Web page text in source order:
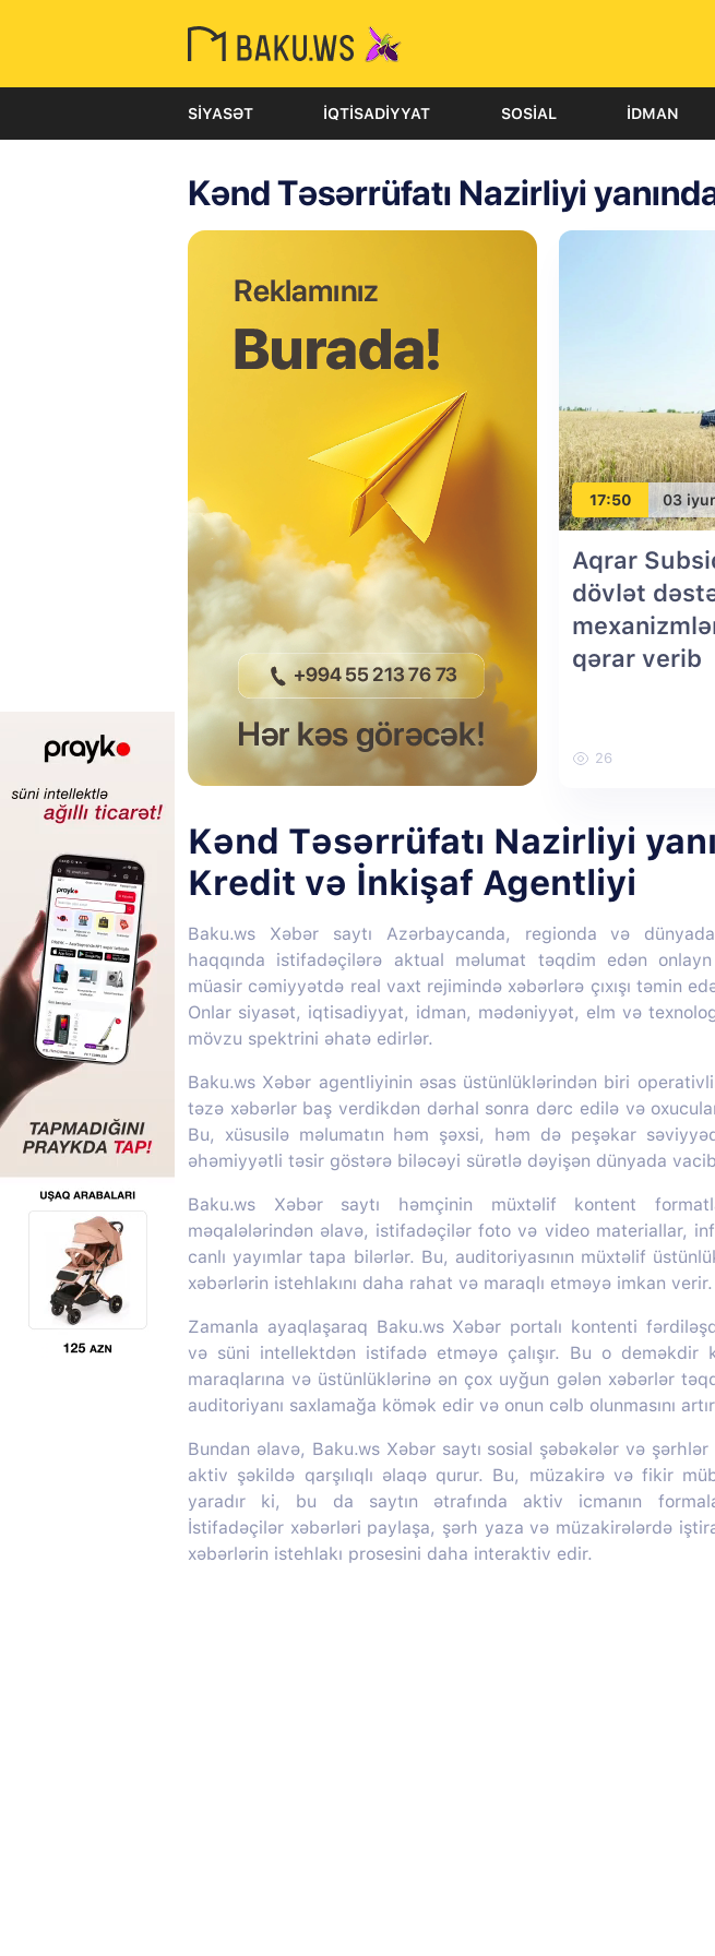
SIYASƏT İQTISADIYYAT SOSIAL İDMAN
Kənd Təsərrüfatı Nazirliyi
17:50 03
Aqrar
dövlət
qərar verib
26
Kənd Təsərrüfatı Nazirliyi
Kredit və İnkişaf Agentliyi
Baku.ws Xəbər saytı Azərbaycanda, regionda və
haqqında istifadəçilərə aktual məlumat təqdim edən
müasir cəmiyyətdə real vaxt rejimində xəbərlərə çıxışı təmin
Onlar siyasət, iqtisadiyyat, idman, mədəniyyət, elm və
mövzu spektrini əhatə edirlər.
Baku.ws Xəbər agentliyinin əsas üstünlüklərindən biri
təzə xəbərlər baş verdikdən dərhal sonra dərc edilə və
Bu, xüsusilə məlumatın həm şəxsi, həm də peşəkar
əhəmiyyətli təsir göstərə biləcəyi sürətlə dəyişən dünyada
Baku.ws Xəbər saytı həmçinin müxtəlif kontent
məqalələrindən əlavə, istifadəçilər foto və video materiallar,
canlı yayımlar tapa bilərlər. Bu, auditoriyasının müxtəlif
xəbərlərin istehlakını daha rahat və maraqlı etməyə imkan verir.
Zamanla ayaqlaşaraq Baku.ws Xəbər portalı kontenti
və süni intellektdən istifadə etməyə çalışır. Bu o deməkdir
maraqlarına və üstünlüklərinə ən çox uyğun gələn xəbərlər
auditoriyanı saxlamağa kömək edir və onun cəlb olunmasını
Bundan əlavə, Baku.ws Xəbər saytı sosial şəbəkələr və
aktiv şəkildə qarşılıqlı əlaqə qurur. Bu, müzakirə və fikir
yaradır ki, bu da saytın ətrafında aktiv icmanın
İstifadəçilər xəbərləri paylaşa, şərh yaza və müzakirələrdə
xəbərlərin istehlakı prosesini daha interaktiv edir.